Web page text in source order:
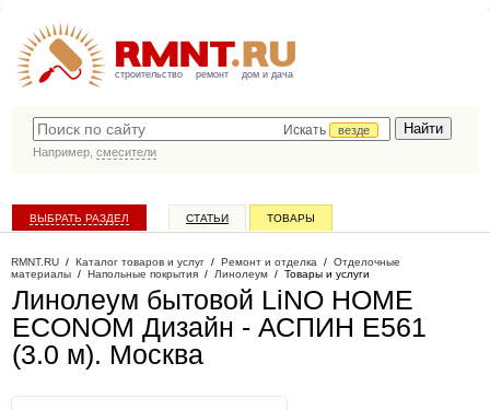
строительство ремонт дом и дача
Искать
везде
Например, смесители
ВЫБРАТЬ РАЗДЕЛ СТАТЬИ ТОВАРЫ
RMNT.RU / Каталог товаров и услуг / Ремонт и отделка / Отделочные
материалы / Напольные покрытия / Линолеум / Товары и услуги
Линолеум бытовой LiNO HOME
ECONOM Дизайн - АСПИН Е561
(3.0 м). Москва